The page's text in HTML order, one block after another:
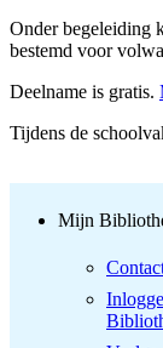
Onder begeleiding
bestemd voor
Deelname is gratis.
Tijdens de
Mijn